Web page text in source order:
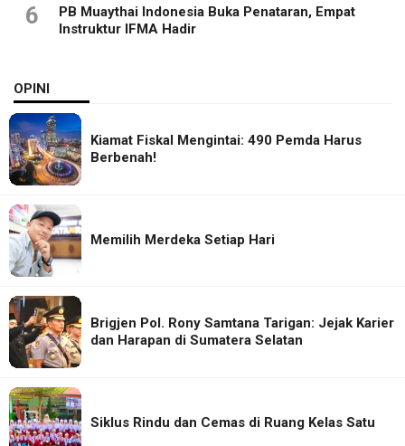
6
PB Muaythai Indonesia Buka Penataran, Empat
Instruktur IFMA Hadir
OPINI
Kiamat Fiskal Mengintai: 490 Pemda Harus
Berbenah!
Memilih Merdeka Setiap Hari
Brigjen Pol. Rony Samtana Tarigan: Jejak Karier
dan Harapan di Sumatera Selatan
Siklus Rindu dan Cemas di Ruang Kelas Satu